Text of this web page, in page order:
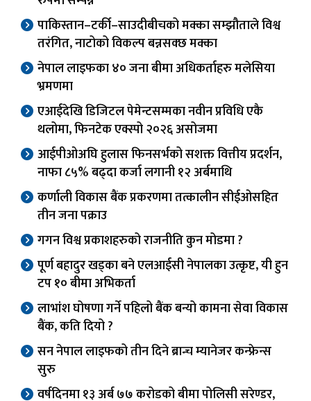
पाकिस्तान–टर्की–साउदीबीचको मक्का सम्झौताले विश्व
तरंगित, नाटोको विकल्प बन्नसक्छ मक्का
नेपाल लाइफका ४० जना बीमा अधिकर्ताहरु मलेसिया
भ्रमणमा
एआईदेखि डिजिटल पेमेन्टसम्मका नवीन प्रविधि एकै
थलोमा, फिनटेक एक्स्पो २०२६ असोजमा
आईपीओअघि हुलास फिनसर्भको सशक्त वित्तीय प्रदर्शन,
नाफा ८५% बढ्दा कर्जा लगानी १२ अर्बमाथि
कर्णाली विकास बैंक प्रकरणमा तत्कालीन सीईओसहित
तीन जना पक्राउ
गगन विश्व प्रकाशहरुको राजनीति कुन मोडमा ?
पूर्ण बहादुर खड्का बने एलआईसी नेपालका उत्कृष्ट, यी हुन
टप १० बीमा अभिकर्ता
लाभांश घोषणा गर्ने पहिलो बैंक बन्यो कामना सेवा विकास
बैंक, कति दियो ?
सन नेपाल लाइफको तीन दिने ब्रान्च म्यानेजर कन्फ्रेन्स
सुरु
वर्षदिनमा १३ अर्ब ७७ करोडको बीमा पोलिसी सरेण्डर,